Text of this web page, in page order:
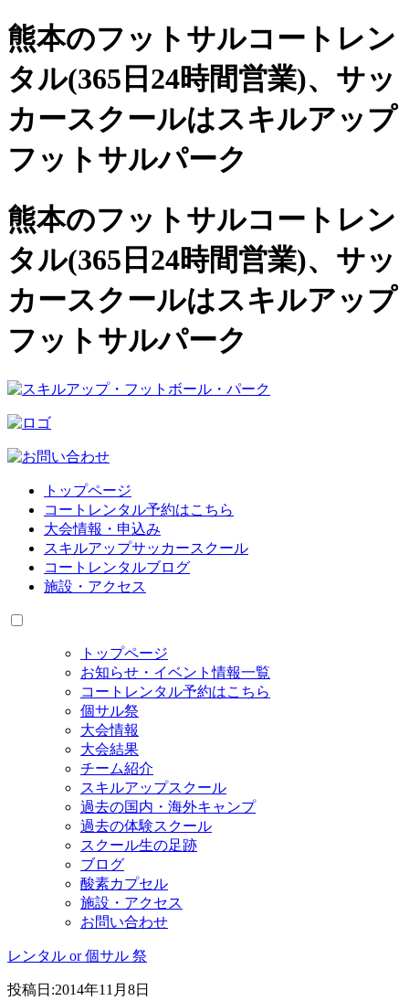
熊本のフットサルコートレン
タル(365日24時間営業)、 サッ
カースクールはスキルアップ
フットサルパーク
熊本のフットサルコートレン
タル(365日24時間営業)、サッ
カースクールはスキルアップ
フットサルパーク
トップページ
コートレンタル予約はこちら
大会情報・申込み
スキルアップサッカースクール
コートレンタルブログ
施設・アクセス
トップページ
お知らせ・イベント情報一覧
コートレンタル予約はこちら
個サル祭
大会情報
大会結果
チーム紹介
スキルアップスクール
過去の国内・海外キャンプ
過去の体験スクール
スクール生の足跡
ブログ
酸素カプセル
施設・アクセス
お問い合わせ
レンタル or 個サル 祭
投稿日:2014年11月8日